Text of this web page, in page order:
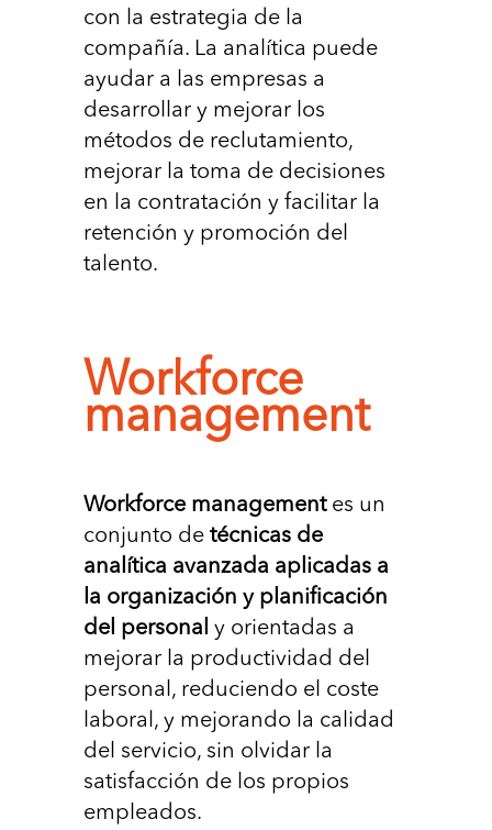
con la estrategia de la
compañía. La analítica puede
ayudar a las empresas a
desarrollar y mejorar los
métodos de reclutamiento,
mejorar la toma de decisiones
en la contratación y facilitar la
retención y promoción del
talento.
Workforce
management
Workforce managementes un
conjunto de técnicas de
analítica avanzada aplicadas a
la organización y planiﬁcación
del personal y orientadas a
mejorar la productividad del
personal, reduciendo el coste
laboral, y mejorando la calidad
del servicio, sin olvidar la
satisfacción de los propios
empleados.